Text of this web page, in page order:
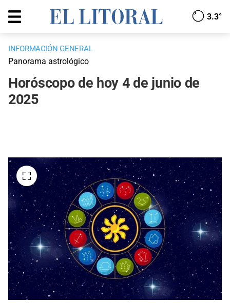
3.3°
INFORMACIÓN GENERAL
Panorama astrológico
Horóscopo de hoy 4 de junio de
2025